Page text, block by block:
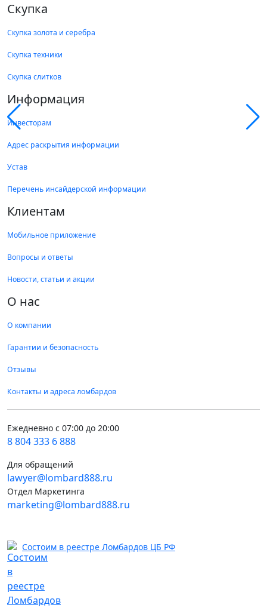
Скупка
Скупка золота и серебра
Скупка техники
Скупка слитков
Информация
Инвесторам
Адрес раскрытия информации
Устав
Перечень инсайдерской информации
Клиентам
Мобильное приложение
Вопросы и ответы
Новости, статьи и акции
О нас
О компании
Гарантии и безопасность
Отзывы
Контакты и адреса ломбардов
Ежедневно с 07:00 до 20:00
8 804 333 6 888
Для обращений
lawyer@lombard888.ru
Отдел Маркетинга
marketing@lombard888.ru
Состоим в реестре Ломбардов ЦБ РФ